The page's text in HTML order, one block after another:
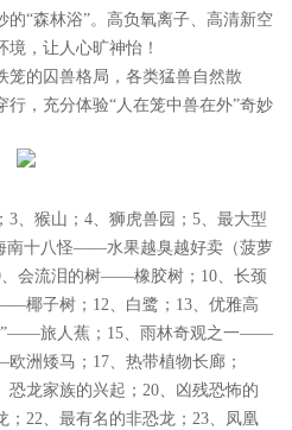
“森林浴”。高负氧离子、高清新空
，让人心旷神怡！
的囚兽格局，各类猛兽自然散
行，充分体验“人在笼中兽在外”奇妙
猴山；4、狮虎兽园；5、最大型
南十八怪——水果越臭越好卖（菠萝
、会流泪的树——橡胶树；10、长颈
椰子树；12、白鹭；13、优雅高
”——旅人蕉；15、雨林奇观之一——
洲矮马；17、热带植物长廊；
龙家族的兴起；20、凶残恐怖的
；22、最有名的非恐龙；23、凤凰